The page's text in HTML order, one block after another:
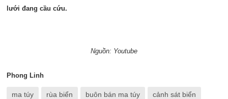
lưới đang cầu cứu.
Nguồn: Youtube
Phong Linh
ma túy rùa biển buôn bán ma túy cảnh sát biển